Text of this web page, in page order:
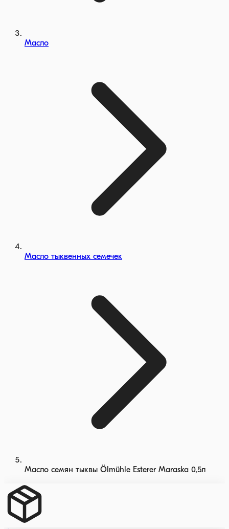
Масло
Масло тыквенных семечек
Масло семян тыквы Ölmühle Esterer Maraska 0,5л